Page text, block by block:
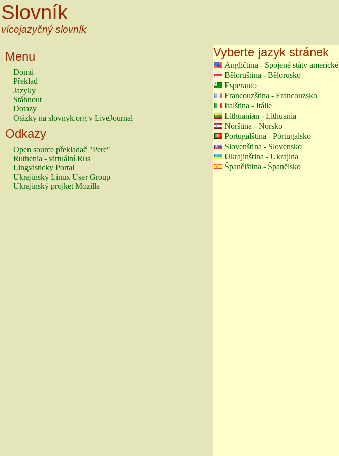
Slovník
vícejazyčný slovník
Menu
Domů
Překlad
Jazyky
Stáhnout
Dotazy
Otázky na slovnyk.org v LiveJournal
Odkazy
Open source překladač "Pere"
Ruthenia - virtuální Rus'
Lingvisticky Portal
Ukrajinský Linux User Group
Ukrajinský projket Mozilla
Vyberte jazyk stránek
Angličtina - Spojené státy americké
Běloruština - Bělorusko
Esperanto
Francouzština - Francouzsko
Italština - Itálie
Lithuanian - Lithuania
Norština - Norsko
Portugalština - Portugalsko
Slovenština - Slovensko
Ukrajinština - Ukrajina
Španělština - Španělsko